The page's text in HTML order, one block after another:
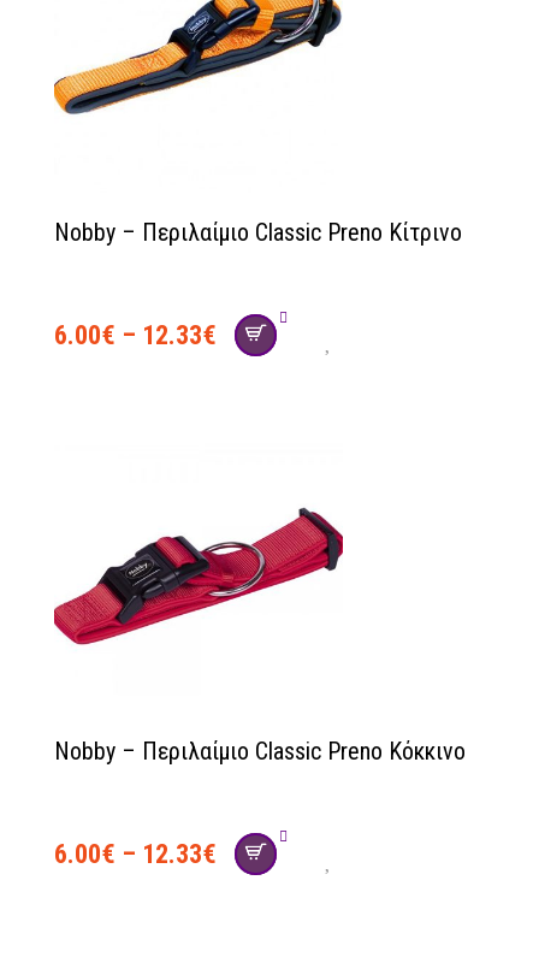
Nobby – Περιλαίμιο Classic Preno Κίτρινο
6.00€ – 12.33€
Nobby – Περιλαίμιο Classic Preno Κόκκινο
6.00€ – 12.33€